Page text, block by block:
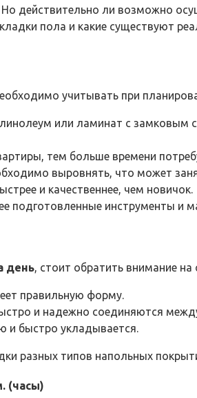
действительно ли возможно
пола и какие существуют
учитывать при
или ламинат с замковым
тем больше времени
выровнять, что может
и качественнее, чем новичок.
подготовленные инструменты и
день, стоит обратить внимание
правильную форму.
и надежно соединяются
и быстро укладывается.
разных типов напольных
(часы)